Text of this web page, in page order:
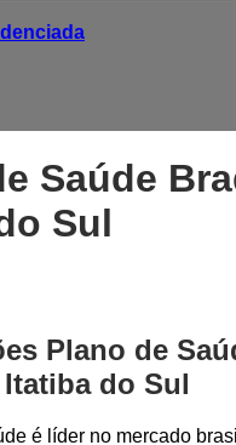
Saúde
Sul
Plano de
do Sul
é líder no mercado